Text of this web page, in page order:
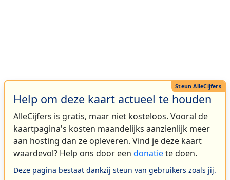
Help om deze kaart actueel te houden
AlleCijfers is gratis, maar niet kosteloos. Vooral de
kaartpagina's kosten maandelijks aanzienlijk meer
aan hosting dan ze opleveren. Vind je deze kaart
waardevol? Help ons door een donatiete doen.
Deze pagina bestaat dankzij steun van gebruikers zoals jij.